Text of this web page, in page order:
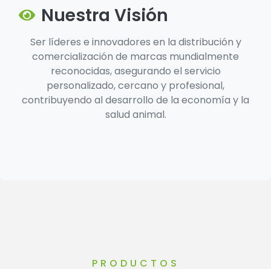
Nuestra Visión
Ser líderes e innovadores en la distribución y
comercialización de marcas mundialmente
reconocidas, asegurando el servicio
personalizado, cercano y profesional,
contribuyendo al desarrollo de la economía y la
salud animal.
PRODUCTOS